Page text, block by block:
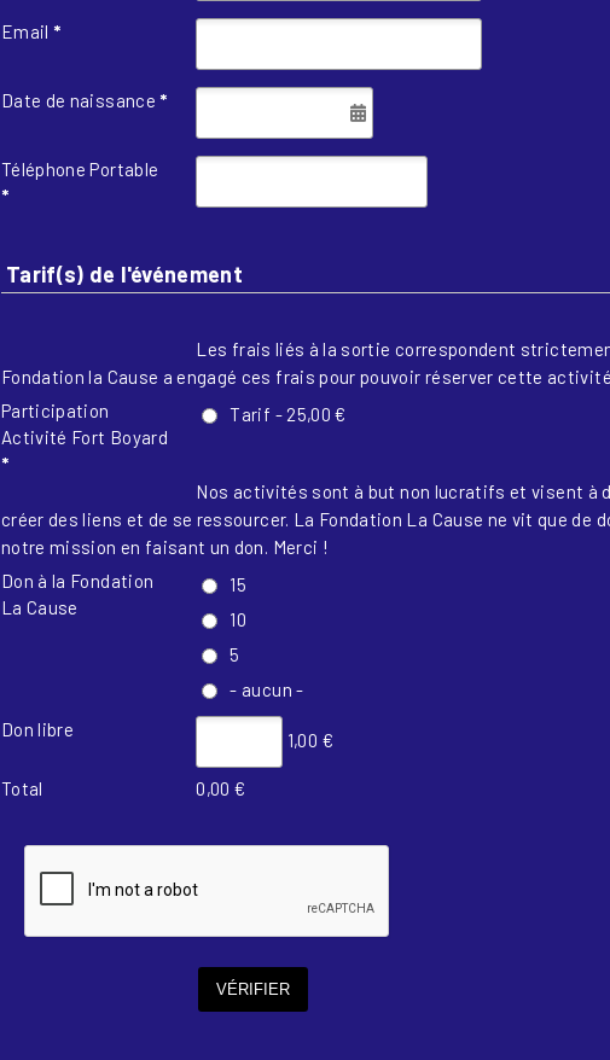
Email *
Date de naissance *
Téléphone Portable
*
Tarif(s) de l'événement
Les frais liés à la sortie correspondent
Fondation la Cause a engagé ces frais pour pouvoir réserver cette
Participation
Activité Fort Boyard
*
Tarif - 25,00 €
Nos activités sont à but non lucratifs et visent à
créer des liens et de se ressourcer. La Fondation La Cause ne vit que de
notre mission en faisant un don. Merci !
Don à la Fondation
La Cause
15
10
5
- aucun -
Don libre
1,00 €
Total 0,00 €
VÉRIFIER
problem with your network connection?